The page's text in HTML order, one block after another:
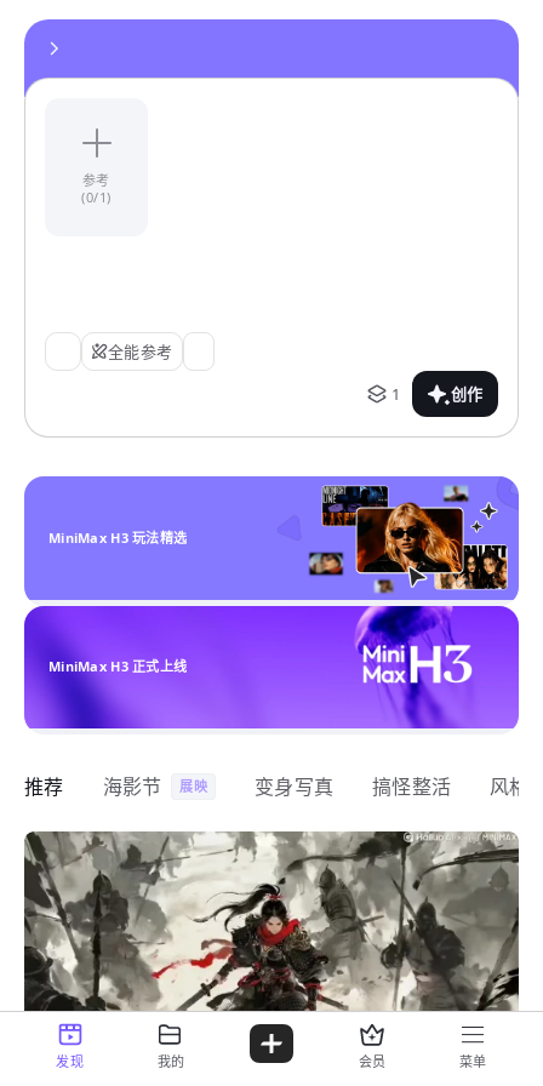
参考
(0/1)
全能参考
1
创作
MiniMax H3 玩法精选
MiniMax H3 正式上线
推荐 海影节 展映 变身写真 搞怪整活 风格
发现 我的 会员 菜单